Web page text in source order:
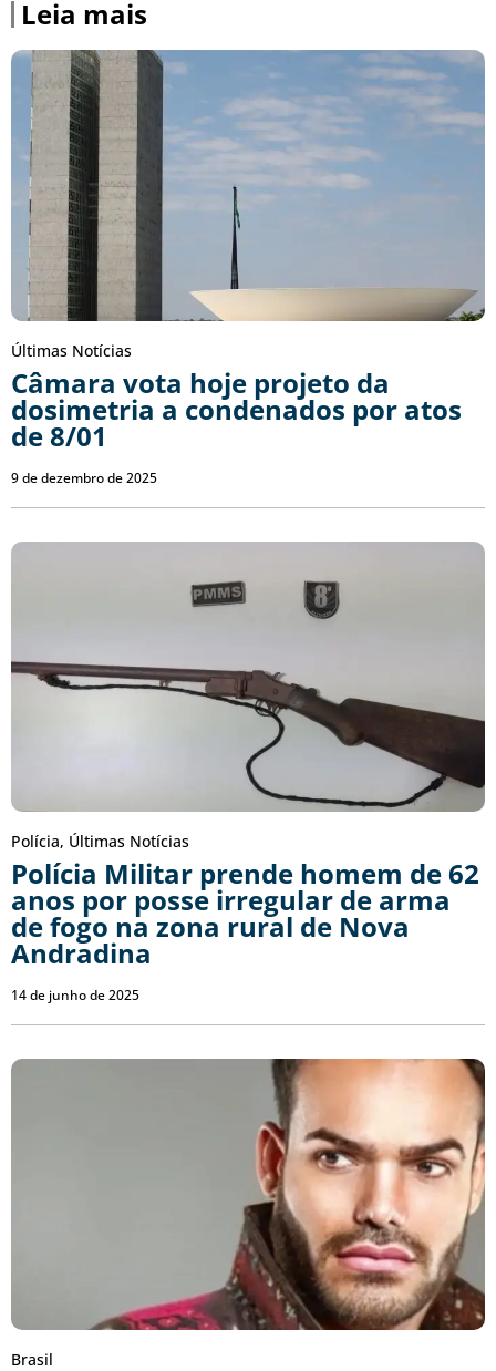
Leia mais
Últimas Notícias
Câmara vota hoje projeto da
dosimetria a condenados por atos
de 8/01
9 de dezembro de 2025
Polícia, Últimas Notícias
Polícia Militar prende homem de 62
anos por posse irregular de arma
de fogo na zona rural de Nova
Andradina
14 de junho de 2025
Brasil